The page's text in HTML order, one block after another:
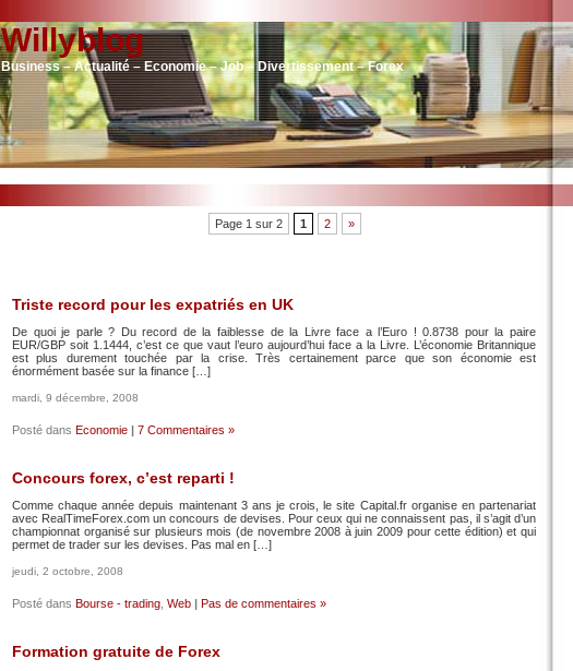
Willyblog
Business – Actualité – Economie – Job – Divertissement – Forex
Page 1 sur 2 1 2 »
Triste record pour les expatriés en UK
De quoi je parle ? Du record de la faiblesse de la Livre face a l’Euro ! 0.8738 pour la paire
EUR/GBP soit 1.1444, c’est ce que vaut l’euro aujourd’hui face a la Livre. L’économie Britannique
est plus durement touchée par la crise. Très certainement parce que son économie est
énormément basée sur la finance […]
mardi, 9 décembre, 2008
Posté dans Economie | 7 Commentaires »
Concours forex, c’est reparti !
Comme chaque année depuis maintenant 3 ans je crois, le site Capital.fr organise en partenariat
avec RealTimeForex.com un concours de devises. Pour ceux qui ne connaissent pas, il s’agit d’un
championnat organisé sur plusieurs mois (de novembre 2008 à juin 2009 pour cette édition) et qui
permet de trader sur les devises. Pas mal en […]
jeudi, 2 octobre, 2008
Posté dans Bourse - trading Web | Pas de commentaires »
Formation gratuite de Forex